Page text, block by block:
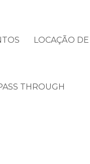
LOCAÇÃO
THROUGH